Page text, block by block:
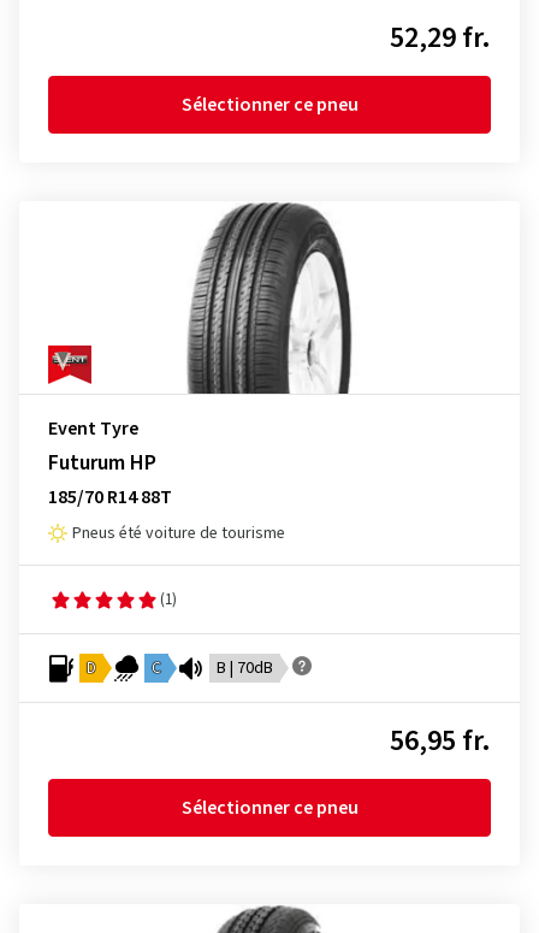
52,29 fr.
Sélectionner ce pneu
Event Tyre
Futurum HP
185/70 R14 88T
Pneus été voiture de tourisme
(1)
D C B | 70dB
56,95 fr.
Sélectionner ce pneu